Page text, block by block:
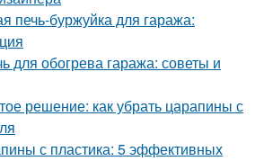
печь-буржуйка для гаража:
для обогрева гаража: советы и
решение: как убрать царапины с
с пластика: 5 эффективных